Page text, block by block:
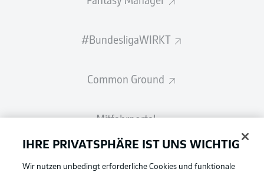
#BundesligaWIRKT
Common Ground
Mitfahrportal
IHRE PRIVATSPHÄRE IST UNS WICHTIG
Wir nutzen unbedingt erforderliche Cookies und funktionale